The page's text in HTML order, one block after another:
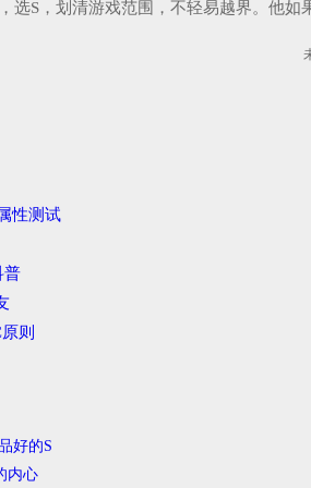
选S，划清游戏范围，不轻易越界。他
性测试
普
原则
好的S
内心